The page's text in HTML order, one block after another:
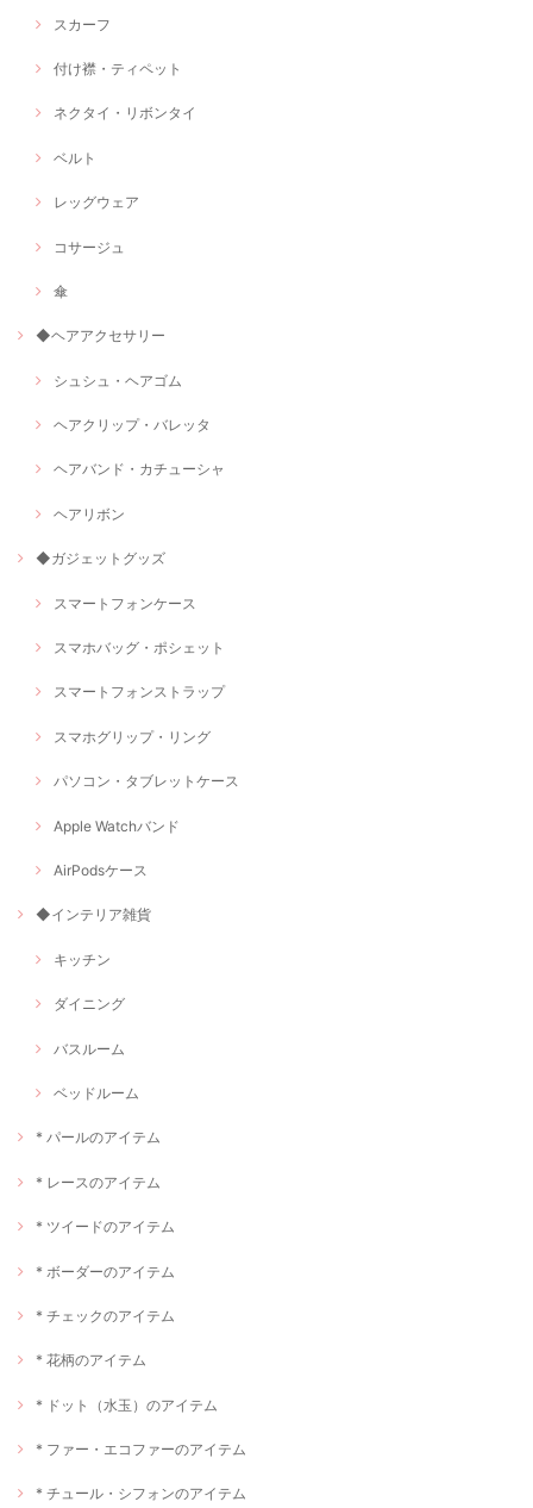
スカーフ
付け襟・ティペット
ネクタイ・リボンタイ
ベルト
レッグウェア
コサージュ
傘
◆ヘアアクセサリー
シュシュ・ヘアゴム
ヘアクリップ・バレッタ
ヘアバンド・カチューシャ
ヘアリボン
◆ガジェットグッズ
スマートフォンケース
スマホバッグ・ポシェット
スマートフォンストラップ
スマホグリップ・リング
パソコン・タブレットケース
Apple Watchバンド
AirPodsケース
◆インテリア雑貨
キッチン
ダイニング
バスルーム
ベッドルーム
* パールのアイテム
* レースのアイテム
* ツイードのアイテム
* ボーダーのアイテム
* チェックのアイテム
* 花柄のアイテム
* ドット（水玉）のアイテム
* ファー・エコファーのアイテム
* チュール・シフォンのアイテム